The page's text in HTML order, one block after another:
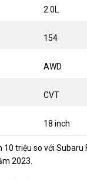
2.0L
154
AWD
CVT
18 inch
triệu so với
2023.